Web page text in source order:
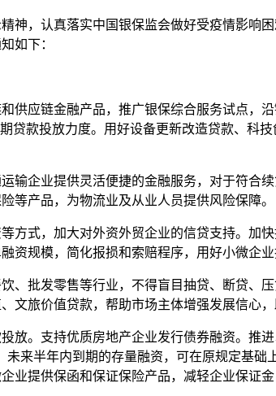
，认真落实中国银保监会做好受疫情影响
如下：
应链金融产品，推广银保综合服务试点，
款投放力度。用好设备更新改造贷款、科
企业提供灵活便捷的金融服务，对于符合
等产品，为物流业及从业人员提供风险保障。
式，加大对外资外贸企业的信贷支持。加
规模，简化报损和索赔程序，用好小微企业
批发零售等行业，不得盲目抽贷、断贷、
旅价值贷款，帮助市场主体增强发展信心，
。支持优质房地产企业发行债券融资。推
来半年内到期的存量融资，可在原规定基
业提供保函和保证保险产品，减轻企业保证金